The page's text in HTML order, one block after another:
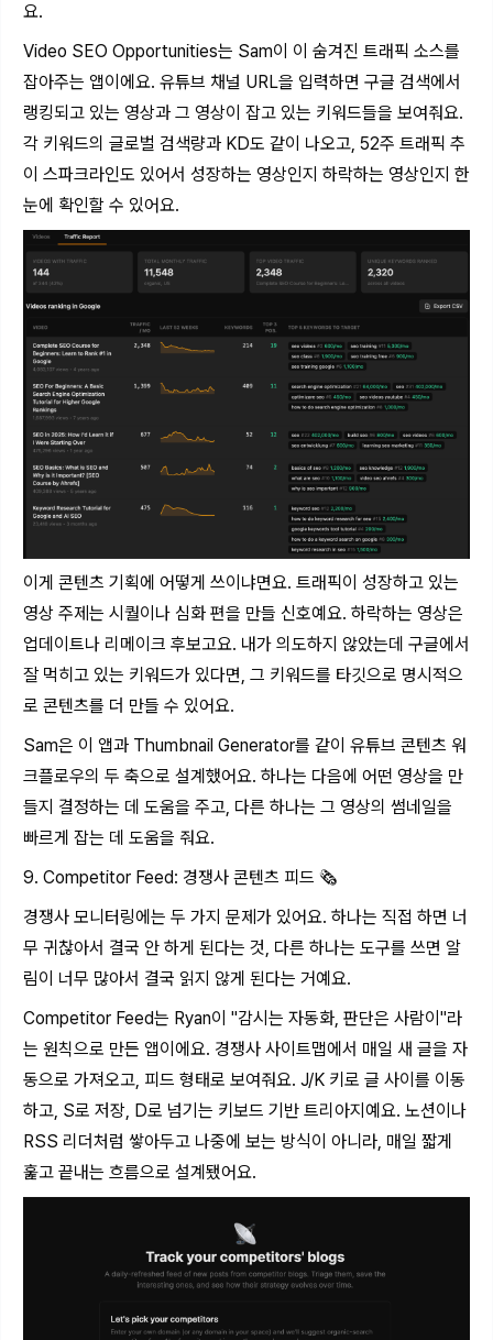
요.
Video SEO Opportunities는 Sam이 이 숨겨진 트래픽 소스를
잡아주는 앱이에요. 유튜브 채널 URL을 입력하면 구글 검색에서
랭킹되고 있는 영상과 그 영상이 잡고 있는 키워드들을 보여줘요.
각 키워드의 글로벌 검색량과 KD도 같이 나오고, 52주 트래픽 추
이 스파크라인도 있어서 성장하는 영상인지 하락하는 영상인지 한
눈에 확인할 수 있어요.
이게 콘텐츠 기획에 어떻게 쓰이냐면요. 트래픽이 성장하고 있는
영상 주제는 시퀄이나 심화 편을 만들 신호예요. 하락하는 영상은
업데이트나 리메이크 후보고요. 내가 의도하지 않았는데 구글에서
잘 먹히고 있는 키워드가 있다면, 그 키워드를 타깃으로 명시적으
로 콘텐츠를 더 만들 수 있어요.
Sam은 이 앱과 Thumbnail Generator를 같이 유튜브 콘텐츠 워
크플로우의 두 축으로 설계했어요. 하나는 다음에 어떤 영상을 만
들지 결정하는 데 도움을 주고, 다른 하나는 그 영상의 썸네일을
빠르게 잡는 데 도움을 줘요.
9. Competitor Feed: 경쟁사 콘텐츠 피드 🗞️
경쟁사 모니터링에는 두 가지 문제가 있어요. 하나는 직접 하면 너
무 귀찮아서 결국 안 하게 된다는 것, 다른 하나는 도구를 쓰면 알
림이 너무 많아서 결국 읽지 않게 된다는 거예요.
Competitor Feed는 Ryan이 "감시는 자동화, 판단은 사람이"라
는 원칙으로 만든 앱이에요. 경쟁사 사이트맵에서 매일 새 글을 자
동으로 가져오고, 피드 형태로 보여줘요. J/K 키로 글 사이를 이동
하고, S로 저장, D로 넘기는 키보드 기반 트리아지예요. 노션이나
RSS 리더처럼 쌓아두고 나중에 보는 방식이 아니라, 매일 짧게
훑고 끝내는 흐름으로 설계됐어요.